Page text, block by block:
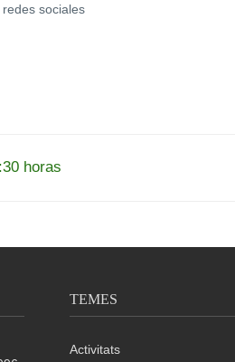
sociales
horas
TEMES
Activitats